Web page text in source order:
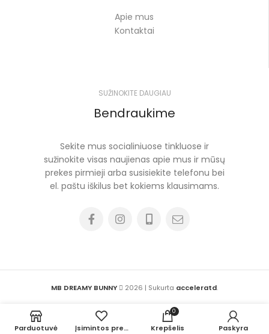
Apie mus
Kontaktai
SUŽINOKITE DAUGIAU
Bendraukime
Sekite mus socialiniuose tinkluose ir
sužinokite visas naujienas apie mus ir mūsų
prekes pirmieji arba susisiekite telefonu bei
el. paštu iškilus bet kokiems klausimams.
MB DREAMY BUNNY 2026 | Sukurta acceleratd.
Parduotuvė Įsimintos prekės
0
Krepšelis Paskyra